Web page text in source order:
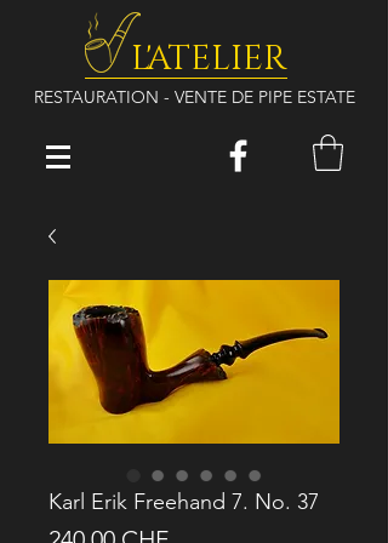
L'ATELIER
RESTAURATION - VENTE DE PIPE ESTATE
Karl Erik Freehand 7. No. 37